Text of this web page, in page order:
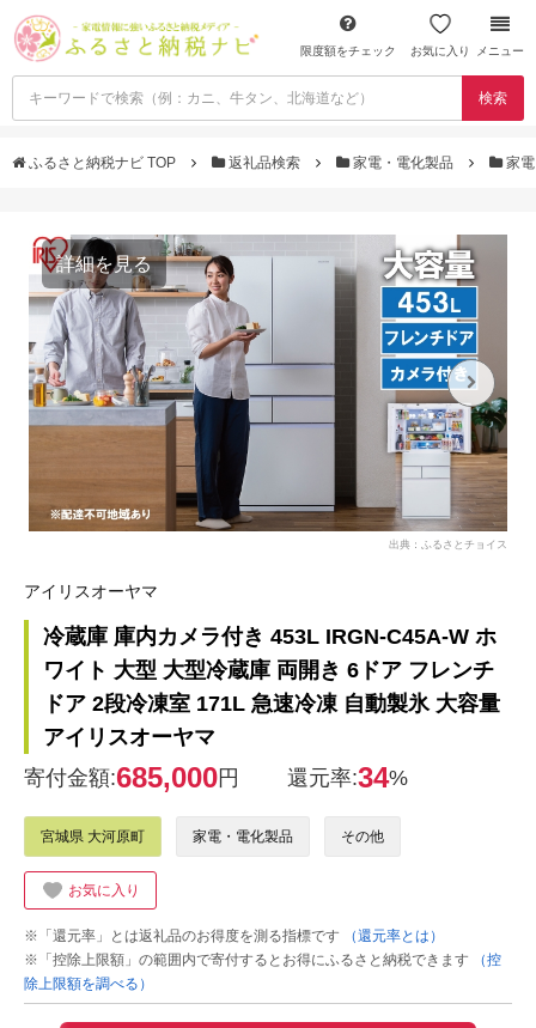
限度額をチェック お気に入り メニュー
検索
ふるさと納税ナビ TOP 返礼品検索 家電・電化製品 家電
詳細を見る
出典：ふるさとチョイス
アイリスオーヤマ
冷蔵庫 庫内カメラ付き 453L IRGN-C45A-W ホ
ワイト 大型 大型冷蔵庫 両開き 6ドア フレンチ
ドア 2段冷凍室 171L 急速冷凍 自動製氷 大容量
アイリスオーヤマ
寄付金額:685,000円 還元率:34%
宮城県 大河原町 家電・電化製品 その他
お気に入り
※「還元率」とは返礼品のお得度を測る指標です
（還元率とは）
※「控除上限額」の範囲内で寄付するとお得にふるさと納税できます
（控
除上限額を調べる）